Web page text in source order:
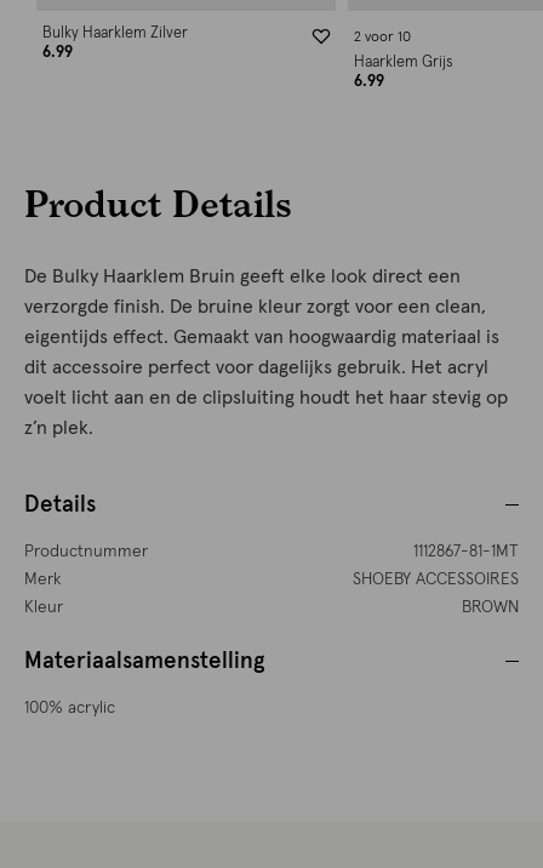
Bulky Haarklem Zilver
6.99
2 voor 10
Haarklem Grijs
6.99
Product Details
De Bulky Haarklem Bruin geeft elke look direct een
verzorgde finish. De bruine kleur zorgt voor een clean,
eigentijds effect. Gemaakt van hoogwaardig materiaal is
dit accessoire perfect voor dagelijks gebruik. Het acryl
voelt licht aan en de clipsluiting houdt het haar stevig op
z’n plek.
Details
Productnummer
1112867-81-1MT
Merk
SHOEBY ACCESSOIRES
Kleur
BROWN
Materiaalsamenstelling
100% acrylic